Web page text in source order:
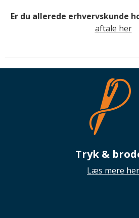
Er du allerede erhvervskunde
aftale her
Tryk &
Læs mere her